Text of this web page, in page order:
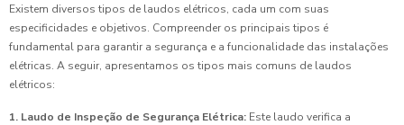
Existem diversos tipos de laudos elétricos, cada um com suas
especificidades e objetivos. Compreender os principais tipos é
fundamental para garantir a segurança e a funcionalidade das instalações
elétricas. A seguir, apresentamos os tipos mais comuns de laudos
elétricos:
1. Laudo de Inspeção de Segurança Elétrica: Este laudo verifica a